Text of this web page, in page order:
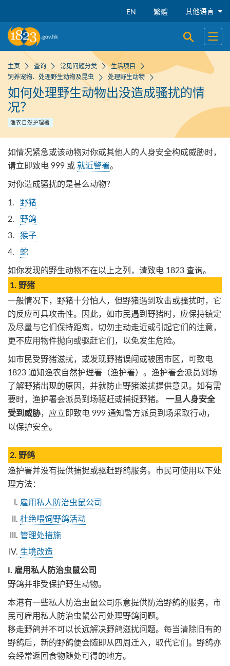
EN 繁體 其他语言
开启搜寻
开启
主页 查询 常见问题分类
生活项目
饲养宠物、处理野生动物及昆虫
处理野生动物
如何处理野生动物出没造成骚扰的情
况？
渔农自然护理署
如情况紧急或该动物对你或其他人的人身安全构成威胁时，
请立即致电 999 或就近警署。
对你造成骚扰的是甚么动物？
野猪
野鸽
猴子
蛇
如你发现的野生动物不在以上之列，请致电 1823 查询。
1. 野猪
一般情况下，野猪十分怕人，但野猪遇到攻击或骚扰时，它
的反应可具攻击性。因此，如市民遇到野猪时，应保持镇定
及尽量与它们保持距离，切勿主动走近或引起它们的注意，
更不应用物件抛向或驱赶它们，以免发生危险。
如市民受野猪滋扰，或发现野猪误闯或被困市区，可致电
1823 通知渔农自然护理署（渔护署）。渔护署会派员到场
了解野猪出现的原因，并就防止野猪滋扰提供意见。如有需
要时，渔护署会派员到场驱赶或捕捉野猪。
一旦人身安全
受到威胁，应立即致电 999 通知警方派员到场采取行动，
以保护安全。
2. 野鸽
渔护署并没有提供捕捉或驱赶野鸽服务。市民可使用以下处
理方法：
雇用私人防治虫鼠公司
杜绝喂饲野鸽活动
管理处措施
生境改造
I. 雇用私人防治虫鼠公司
野鸽并非受保护野生动物。
本港有一些私人防治虫鼠公司乐意提供防治野鸽的服务，市
民可雇用私人防治虫鼠公司处理野鸽问题。
移走野鸽并不可以长远解决野鸽滋扰问题。每当清除旧有的
野鸽后，新的野鸽便会随即从四周迁入，取代它们。野鸽亦
会经常返回食物随处可得的地方。